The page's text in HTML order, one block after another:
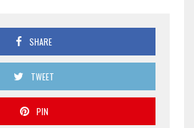
SHARE
TWEET
PIN